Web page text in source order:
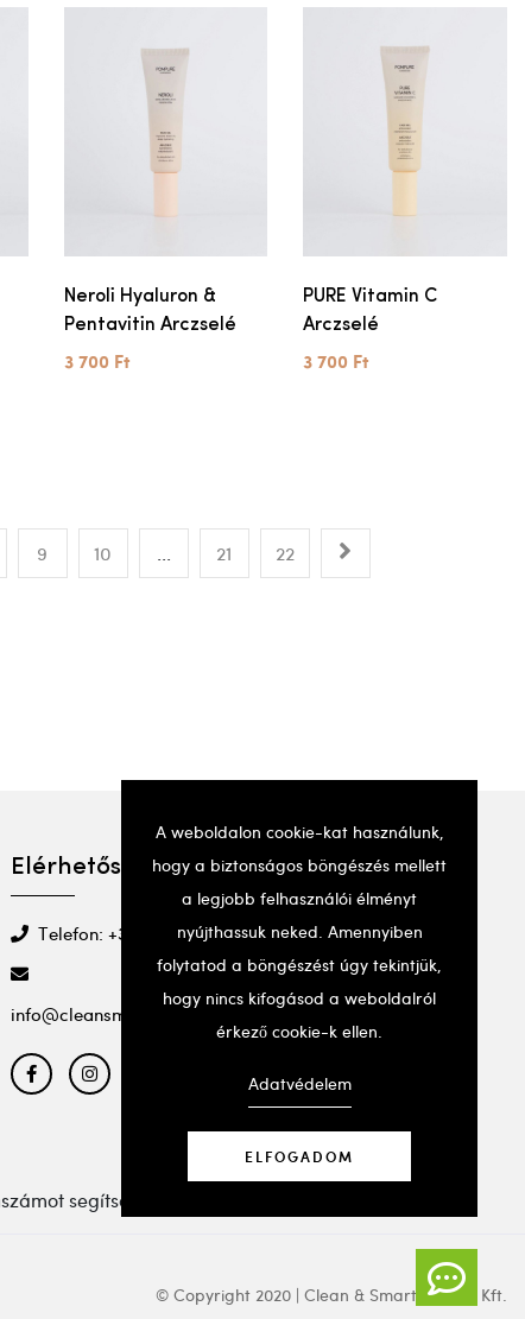
Neroli Hyaluron &
Pentavitin Arczselé
3 700 Ft
PURE Vitamin C
Arczselé
3 700 Ft
9 10 ... 21 22
Elérhetőségek
Telefon: +36 20 501 2295
info@cleansmartbeauty.com
segítségért.
© Copyright 2020 | Clean & Smart Beauty Kft.
A weboldalon cookie-kat használunk,
hogy a biztonságos böngészés mellett
a legjobb felhasználói élményt
nyújthassuk neked. Amennyiben
folytatod a böngészést úgy tekintjük,
hogy nincs kifogásod a weboldalról
érkező cookie-k ellen.
Adatvédelem
ELFOGADOM